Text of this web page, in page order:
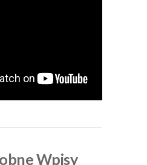
Wpisy